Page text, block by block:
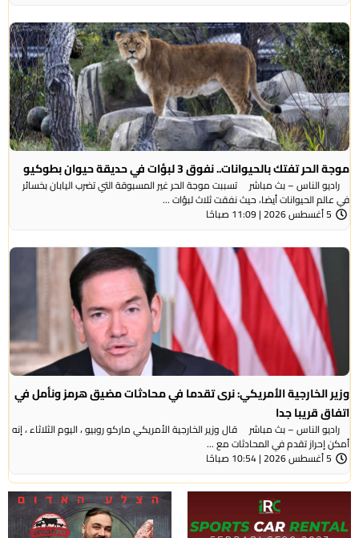
موجة الحر تفتك بالحيوانات.. نفوق 3 لبؤات في حديقة حيوان بطوكيو
راديو الناس – بث مباشر تسببت موجة الحر غير المسبوقة التي تضرب اليابان بخسائر
في عالم الحيوانات أيضا، حيث نفقت ثلاث لبؤات ...
5 أغسطس 2026 | 11:09 صباحًا
وزير الخارجية الأمريكي: نرى تقدما في محادثات مضيق هرمز ونأمل في
اتفاق قريبا جدا
راديو الناس – بث مباشر قال وزير الخارجية الأمريكي ماركو روبيو ، اليوم الثلاثاء ، إنه
أمكن إحراز تقدم في المحادثات مع ...
5 أغسطس 2026 | 10:54 صباحًا